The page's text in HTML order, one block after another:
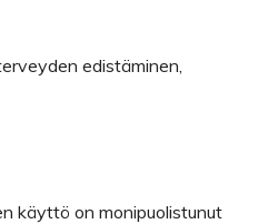
edistäminen,
käyttö on monipuolistunut